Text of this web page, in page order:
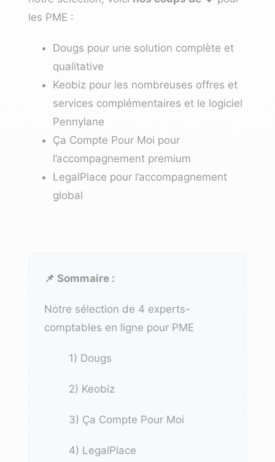
les PME :
Dougs pour une solution complète et
qualitative
Keobiz pour les nombreuses offres et
services complémentaires et le logiciel
Pennylane
Ça Compte Pour Moi pour
l’accompagnement premium
LegalPlace pour l’accompagnement
global
📌 Sommaire :
Notre sélection de 4 experts-
comptables en ligne pour PME
1) Dougs
2) Keobiz
3) Ça Compte Pour Moi
4) LegalPlace